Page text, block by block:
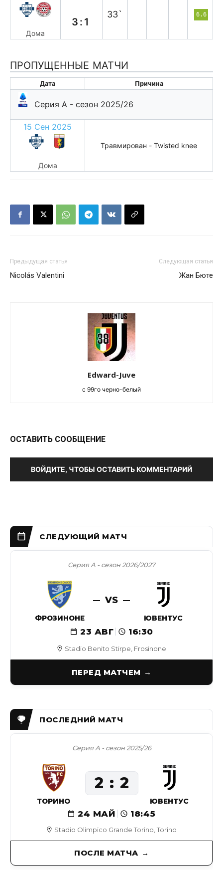
Дома
3:1
33` 6.6
ПРОПУЩЕННЫЕ МАТЧИ
Дата Причина
Серия А - сезон 2025/26
15 Сен 2025
Дома
Травмирован - Twisted knee
Предыдущая статья
Nicolás Valentini
Следующая статья
Жан Бюте
Edward-Juve
c 99го черно-белый
ОСТАВИТЬ СООБЩЕНИЕ
ВОЙДИТЕ, ЧТОБЫ ОСТАВИТЬ КОММЕНТАРИЙ
Stadio Benito Stirpe, Frosinone
Серия А - сезон 2026/2027
ФРОЗИНОНЕ
VS
ЮВЕНТУС
23 АВГ 16:30
ПЕРЕД МАТЧЕМ
Stadio Olimpico Grande Torino, Torino
Серия А - сезон 2025/26
24 МАЙ 18:45
ТОРИНО
2 2
ЮВЕНТУС
ПОСЛЕ МАТЧА